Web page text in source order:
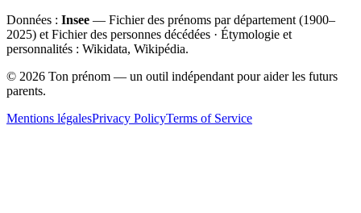
Données : Insee — Fichier des prénoms par département (1900–
2025) et Fichier des personnes décédées · Étymologie et
personnalités : Wikidata, Wikipédia.
© 2026 Ton prénom — un outil indépendant pour aider les futurs
parents.
Mentions légalesPrivacy PolicyTerms of Service